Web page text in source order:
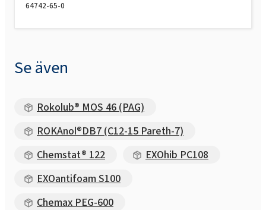
64742-65-0
Se även
Rokolub® MOS 46 (PAG)
ROKAnol®DB7 (C12-15 Pareth-7)
Chemstat® 122
EXOhib PC108
EXOantifoam S100
Chemax PEG-600